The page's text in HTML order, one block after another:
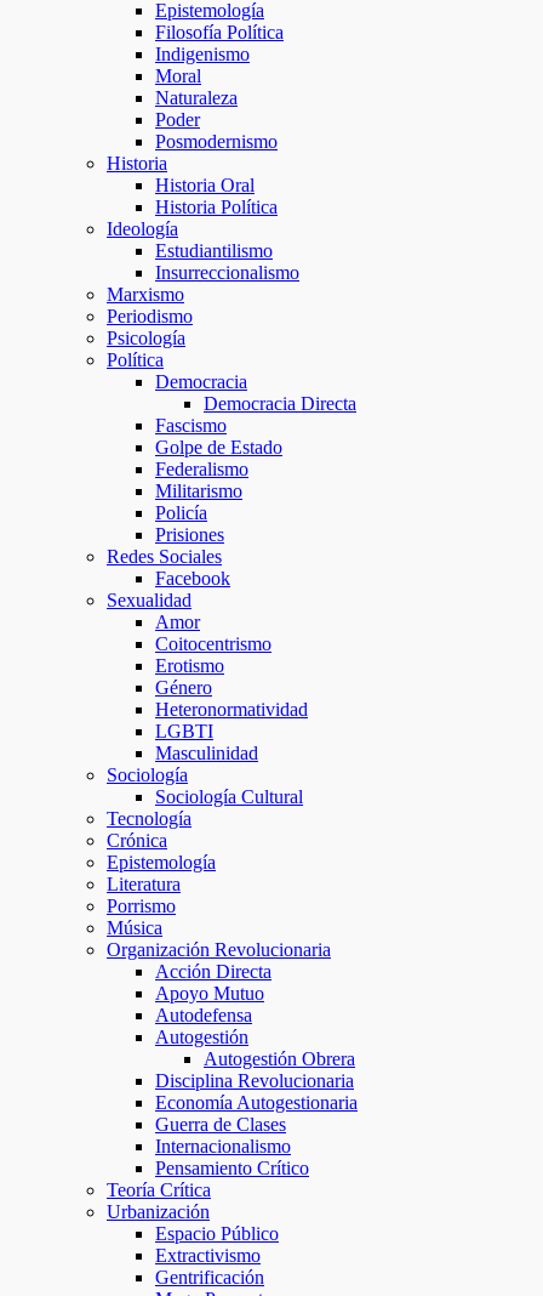
Epistemología
Filosofía Política
Indigenismo
Moral
Naturaleza
Poder
Posmodernismo
Historia
Historia Oral
Historia Política
Ideología
Estudiantilismo
Insurreccionalismo
Marxismo
Periodismo
Psicología
Política
Democracia
Democracia Directa
Fascismo
Golpe de Estado
Federalismo
Militarismo
Policía
Prisiones
Redes Sociales
Facebook
Sexualidad
Amor
Coitocentrismo
Erotismo
Género
Heteronormatividad
LGBTI
Masculinidad
Sociología
Sociología Cultural
Tecnología
Crónica
Epistemología
Literatura
Porrismo
Música
Organización Revolucionaria
Acción Directa
Apoyo Mutuo
Autodefensa
Autogestión
Autogestión Obrera
Disciplina Revolucionaria
Economía Autogestionaria
Guerra de Clases
Internacionalismo
Pensamiento Crítico
Teoría Crítica
Urbanización
Espacio Público
Extractivismo
Gentrificación